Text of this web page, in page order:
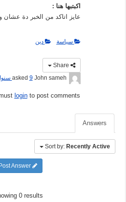
اكبتبها هنا :
عايز اتاكد من الخبر دة عشان واخد
سياسة دين
John sameh
asked9 سنوات ago
loginto post comments
Answers
Sort by: Recently Active
0 results